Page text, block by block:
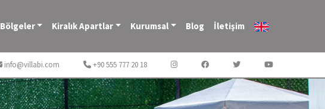
Bölgeler Kiralık Apartlar Kurumsal Blog İletişim
info@villabi.com +90 555 777 20 18